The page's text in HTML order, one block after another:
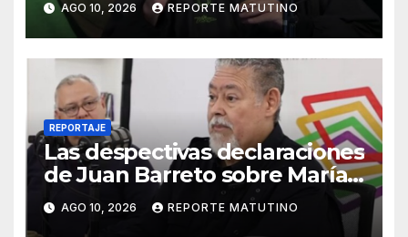
AGO 10, 2026 REPORTE MATUTINO
REPORTAJE
Las despectivas declaraciones
de Juan Barreto sobre María
Corina
AGO 10, 2026 REPORTE MATUTINO